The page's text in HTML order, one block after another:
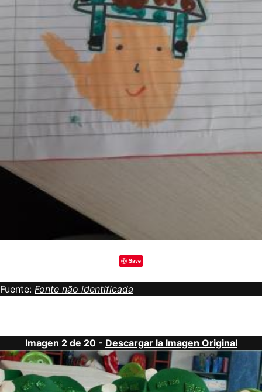
Save
Fuente: Fonte não identificada
Imagen 2 de 20 - Descargar la Imagen Original